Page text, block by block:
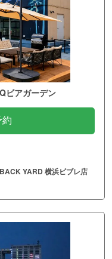
ビアガーデン
約
YARD 横浜ビブレ店